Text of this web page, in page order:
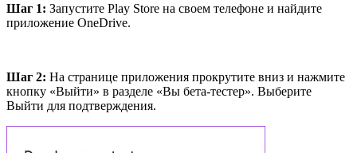
Шаг 1: Запустите Play Store на своем телефоне и найдите
приложение OneDrive.
Шаг 2: На странице приложения прокрутите вниз и нажмите
кнопку «Выйти» в разделе «Вы бета-тестер». Выберите
Выйти для подтверждения.